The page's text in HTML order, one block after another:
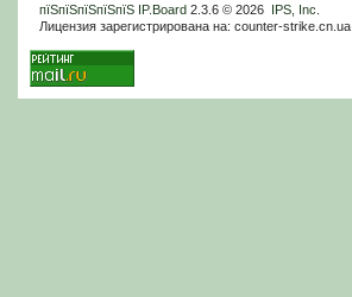
пїЅпїЅпїЅпїЅпїЅ IP.Board2.3.6 © 2026 IPS, Inc
Лицензия зарегистрирована на: counter-strike.cn.ua